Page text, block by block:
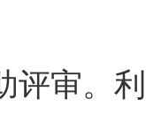
审。利